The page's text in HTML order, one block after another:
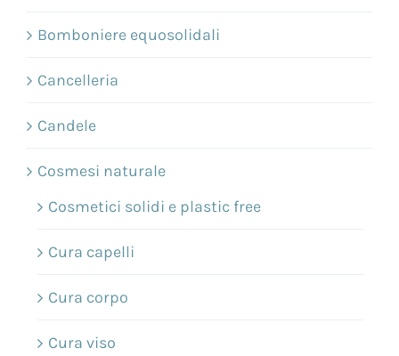
Bomboniere equosolidali
Cancelleria
Candele
Cosmesi naturale
Cosmetici solidi e plastic free
Cura capelli
Cura corpo
Cura viso